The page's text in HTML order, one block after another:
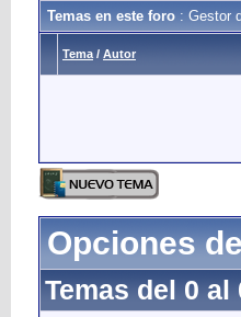
Temas en este foro : Gestor
Tema / Autor
Opciones
Temas del 0 al